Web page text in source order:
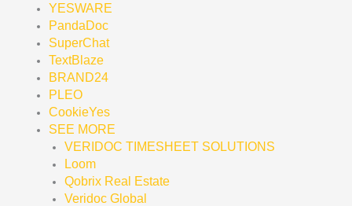
YESWARE
PandaDoc
SuperChat
TextBlaze
BRAND24
PLEO
CookieYes
SEE MORE
VERIDOC TIMESHEET SOLUTIONS
Loom
Qobrix Real Estate
Veridoc Global